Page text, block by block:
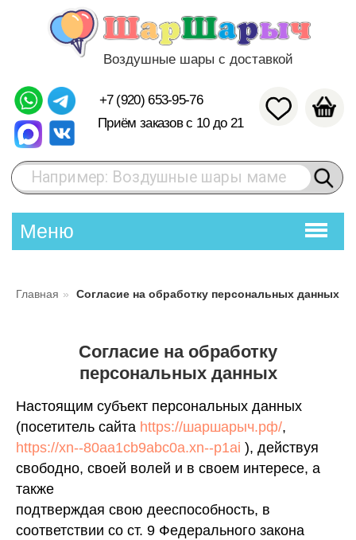
Воздушные шары с доставкой
Приём заказов с 10 до 21
Меню
Например: Воздушные шары маме
Главная » Согласие на обработку персональных данных
Согласие на обработку
персональных данных
Настоящим субъект персональных данных
(посетитель сайта https://шаршарыч.рф/,
https://xn--80aa1cb9abc0a.xn--p1ai ), действуя
свободно, своей волей и в своем интересе, а
также
подтверждая свою дееспособность, в
соответствии со ст. 9 Федерального закона